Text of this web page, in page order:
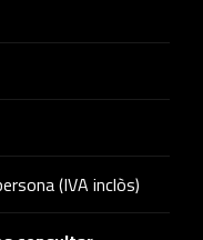
(IVA inclòs)